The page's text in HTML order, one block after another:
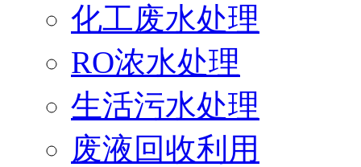
化工废水处理
RO浓水处理
生活污水处理
废液回收利用